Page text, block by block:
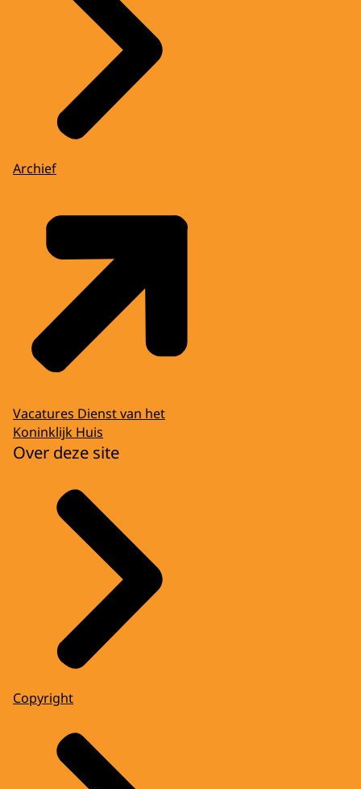
Archief
Vacatures Dienst van het
Koninklijk Huis
Over deze site
Copyright